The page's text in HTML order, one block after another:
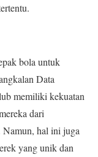
bola untuk
Data
memiliki kekuatan
dari
Namun, hal ini juga
yang unik dan